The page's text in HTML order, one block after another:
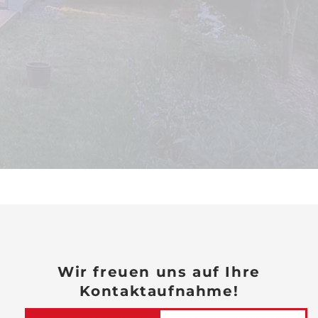
Wir freuen uns auf Ihre
Kontaktaufnahme!